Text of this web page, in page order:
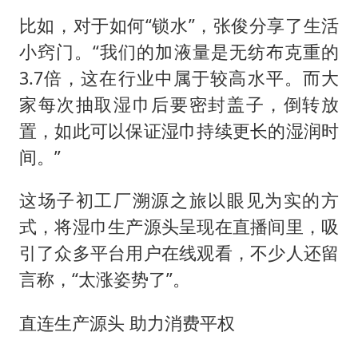
比如，对于如何“锁水”，张俊分享了生活
小窍门。“我们的加液量是无纺布克重的
3.7倍，这在行业中属于较高水平。而大
家每次抽取湿巾后要密封盖子，倒转放
置，如此可以保证湿巾持续更长的湿润时
间。”
这场子初工厂溯源之旅以眼见为实的方
式，将湿巾生产源头呈现在直播间里，吸
引了众多平台用户在线观看，不少人还留
言称，“太涨姿势了”。
直连生产源头 助力消费平权